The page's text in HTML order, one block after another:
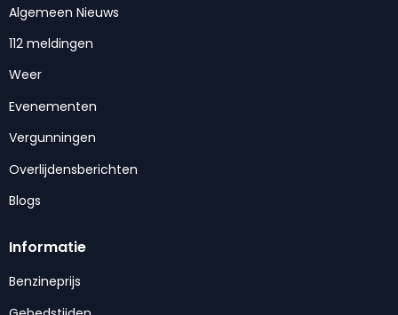
Algemeen Nieuws
112 meldingen
Weer
Evenementen
Vergunningen
Overlijdensberichten
Blogs
Informatie
Benzineprijs